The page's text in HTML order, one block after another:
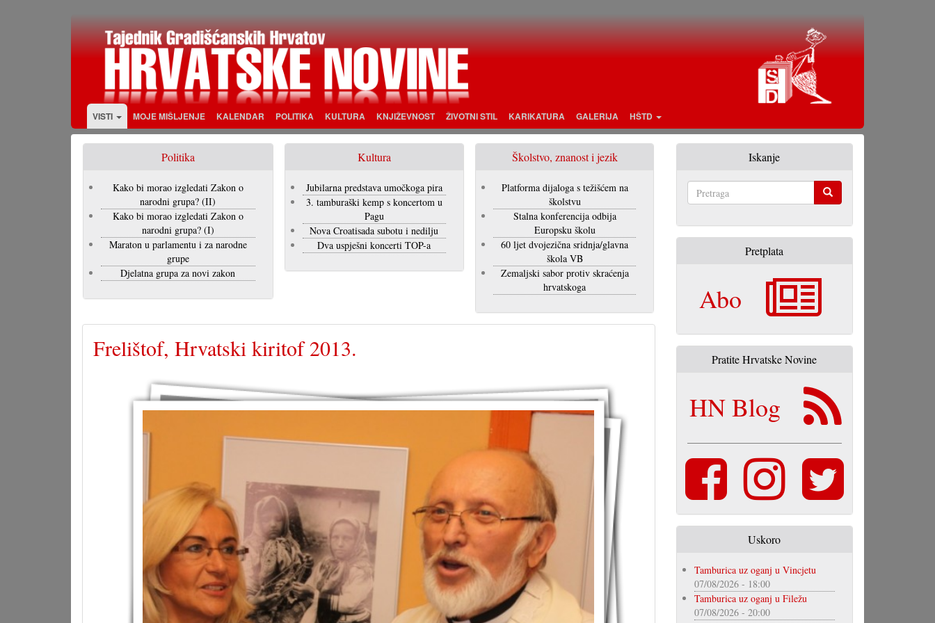
VISTI MOJE MIŠLJENJE KALENDAR POLITIKA KULTURA KNJIŽEVNOST ŽIVOTNI STIL KARIKATURA GALERIJA HŠTD
Politika
Kako bi morao izgledati Zakon o
narodni grupa? (II)
Kako bi morao izgledati Zakon o
narodni grupa? (I)
Maraton u parlamentu i za narodne
grupe
Djelatna grupa za novi zakon
Kultura
Jubilarna predstava umočkoga pira
3. tamburaški kemp s koncertom u
Pagu
Nova Croatisada subotu i nedilju
Dva uspješni koncerti TOP-a
Školstvo, znanost i jezik
Platforma dijaloga s težišćem na
školstvu
Stalna konferencija odbija
Europsku školu
60 ljet dvojezična sridnja/glavna
škola VB
Zemaljski sabor protiv skraćenja
hrvatskoga
Frelištof, Hrvatski kiritof 2013.
Iskanje
Pretplata
Abo
Pratite Hrvatske Novine
HN Blog
Uskoro
Tamburica uz oganj u Vincjetu
07/08/2026 - 18:00
Tamburica uz oganj u Filežu
07/08/2026 - 20:00